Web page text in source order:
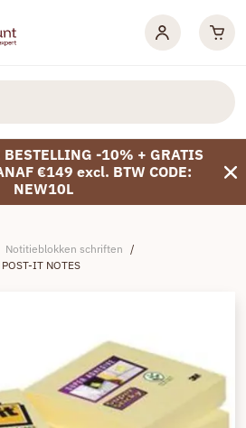
BESTELLING -10% + GRATIS
€149 excl. BTW CODE:
NEW10L
Notitieblokken schriften /
IT NOTES